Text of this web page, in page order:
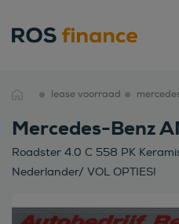
lease voorraad
Mercedes-Benz
Roadster 4.0 C 558 PK
Nederlander/ VOL OPTIES!